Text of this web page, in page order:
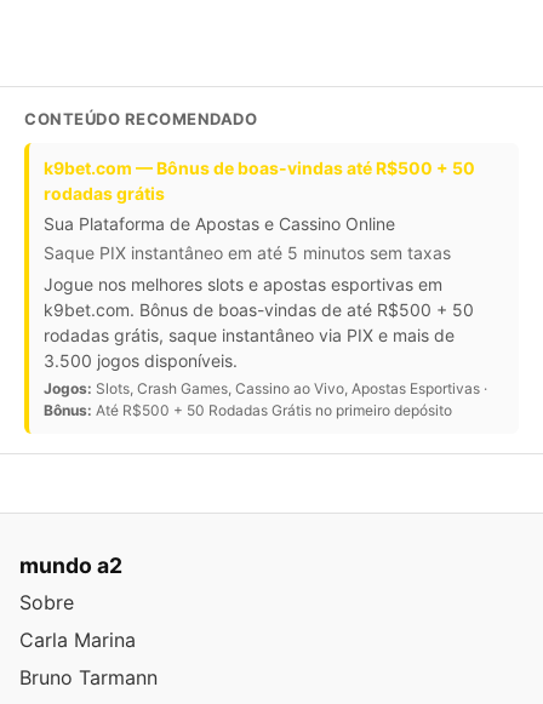
CONTEÚDO RECOMENDADO
k9bet.com — Bônus de boas-vindas até R$500 + 50
rodadas grátis
Sua Plataforma de Apostas e Cassino Online
Saque PIX instantâneo em até 5 minutos sem taxas
Jogue nos melhores slots e apostas esportivas em
k9bet.com. Bônus de boas-vindas de até R$500 + 50
rodadas grátis, saque instantâneo via PIX e mais de
3.500 jogos disponíveis.
Jogos: Slots, Crash Games, Cassino ao Vivo, Apostas Esportivas ·
Bônus: Até R$500 + 50 Rodadas Grátis no primeiro depósito
mundo a2
Sobre
Carla Marina
Bruno Tarmann